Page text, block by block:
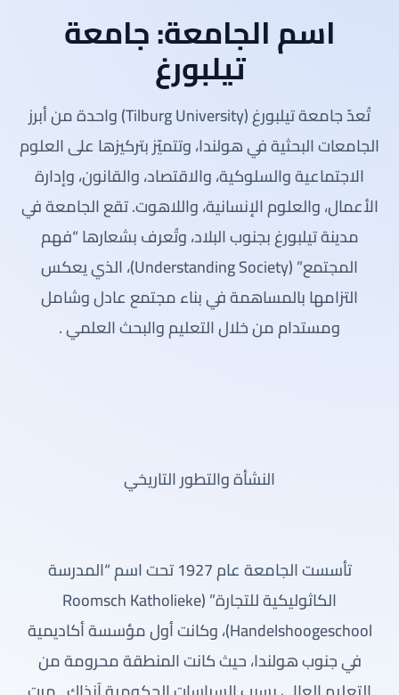
اسم الجامعة:جامعة
تيلبورغ
تُعدّ جامعة تيلبورغ (Tilburg University) واحدة من أبرز
الجامعات البحثية في هولندا، وتتميّز بتركيزها على العلوم
الاجتماعية والسلوكية، والاقتصاد، والقانون، وإدارة
الأعمال، والعلوم الإنسانية، واللاهوت. تقع الجامعة في
مدينة تيلبورغ بجنوب البلاد، وتُعرف بشعارها “فهم
المجتمع” (Understanding Society)، الذي يعكس
التزامها بالمساهمة في بناء مجتمع عادل وشامل
ومستدام من خلال التعليم والبحث العلمي .
النشأة والتطور التاريخي
تأسست الجامعة عام 1927 تحت اسم “المدرسة
الكاثوليكية للتجارة” (Roomsch Katholieke
Handelshoogeschool)، وكانت أول مؤسسة أكاديمية
في جنوب هولندا، حيث كانت المنطقة محرومة من